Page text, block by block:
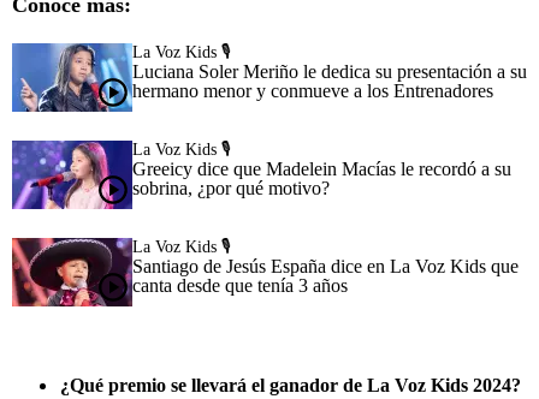
La Voz Kids 🎙️
Luciana Soler Meriño le dedica su presentación a su
hermano menor y conmueve a los Entrenadores
La Voz Kids 🎙️
Greeicy dice que Madelein Macías le recordó a su
sobrina, ¿por qué motivo?
La Voz Kids 🎙️
Santiago de Jesús España dice en La Voz Kids que
canta desde que tenía 3 años
¿Qué premio se llevará el ganador de La Voz Kids 2024?